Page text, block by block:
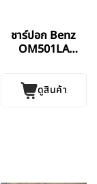
ชาร์ปอก Benz
OM501LA
ดูสินค้า